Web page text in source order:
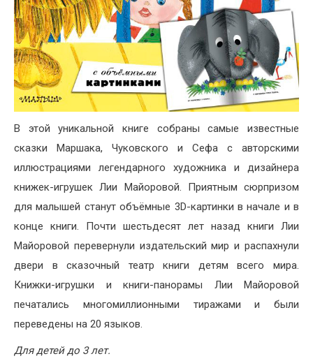
В этой уникальной книге собраны самые известные
сказки Маршака, Чуковского и Сефа с авторскими
иллюстрациями легендарного художника и дизайнера
книжек-игрушек Лии Майоровой. Приятным сюрпризом
для малышей станут объёмные 3D-картинки в начале и в
конце книги. Почти шестьдесят лет назад книги Лии
Майоровой перевернули издательский мир и распахнули
двери в сказочный театр книги детям всего мира.
Книжки-игрушки и книги-панорамы Лии Майоровой
печатались многомиллионными тиражами и были
переведены на 20 языков.
Для детей до 3 лет.